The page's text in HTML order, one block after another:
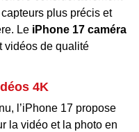
plus précis et
Le iPhone 17 caméra
vidéos de qualité
4K
l’iPhone 17 propose
la vidéo et la photo en